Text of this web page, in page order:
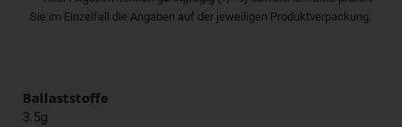
Sie im Einzelfall die Angaben auf der jeweiligen Produktverpackung.
Ballaststoffe
3.5g